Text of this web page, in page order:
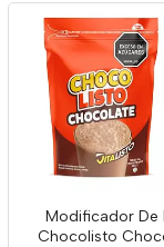
Modificador De
Chocolisto